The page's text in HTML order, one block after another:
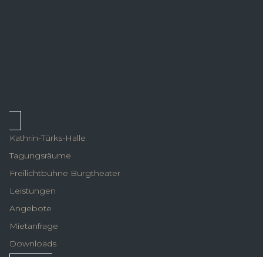
Kathrin-Türks-Halle
Tagungsräume
Freilichtbühne Burgtheater
Leistungen
Angebote
Mietanfrage
Downloads